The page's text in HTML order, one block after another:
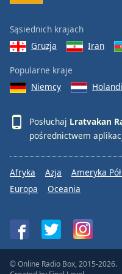
Sąsiednich krajach
Gruzja
Iran
Popularne kraje
Niemcy
Posłuchaj Lratvakan
pośrednictwem
Afryka Azja Ameryka
Europa
Oceania
© Online Radio Box, 2015-2026.